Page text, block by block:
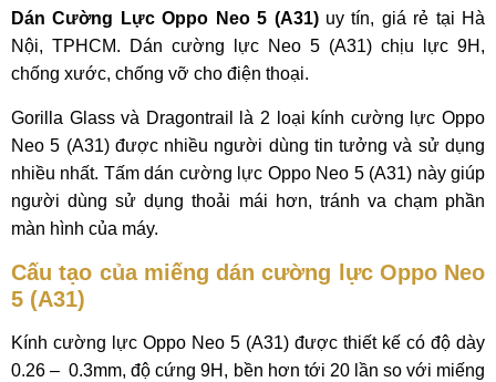
Dán Cường Lực Oppo Neo 5 (A31)uy tín, giá rẻ tại Hà
Nội, TPHCM. Dán cường lực Neo 5 (A31) chịu lực 9H,
chống xước, chống vỡ cho điện thoại.
Gorilla Glass và Dragontrail là 2 loại kính cường lực Oppo
Neo 5 (A31) được nhiều người dùng tin tưởng và sử dụng
nhiều nhất. Tấm dán cường lực Oppo Neo 5 (A31) này giúp
người dùng sử dụng thoải mái hơn, tránh va chạm phần
màn hình của máy.
Cấu tạo của miếng dán cường lực Oppo Neo
5 (A31)
Kính cường lực Oppo Neo 5 (A31) được thiết kế có độ dày
0.26 – 0.3mm, độ cứng 9H, bền hơn tới 20 lần so với miếng